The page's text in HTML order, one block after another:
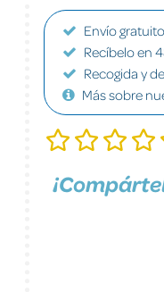
Envío
Recíbelo en
Recogida y
Más sobre